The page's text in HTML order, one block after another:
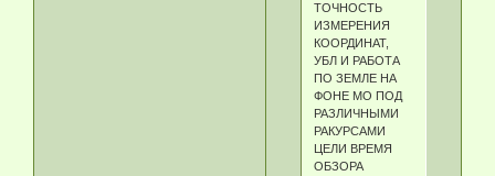
ТОЧНОСТЬ
ИЗМЕРЕНИЯ
КООРДИНАТ,
УБЛ И РАБОТА
ПО ЗЕМЛЕ НА
ФОНЕ МО ПОД
РАЗЛИЧНЫМИ
РАКУРСАМИ
ЦЕЛИ ВРЕМЯ
ОБЗОРА